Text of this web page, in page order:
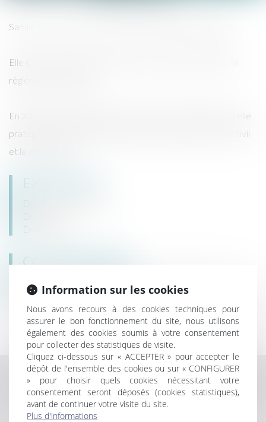
Samia est avocate au barreau de Bruxelles depuis 2023.
Elle s’intéresse particulièrement aux modes alternatifs de
règlement des litiges.
En 2026, elle a rejoint Perspectives Law & Mediation, où elle
pratique principalement le droit des entreprises, le droit civil
et le droit pénal
EXPERTISES
COORDONNÉES
Ligne directe :+32.4.88.93.34.67
CONTACTER SAMIA KRISSANE
Information sur les cookies
Nous avons recours à des cookies techniques pour
assurer le bon fonctionnement du site, nous utilisons
également des cookies soumis à votre consentement
pour collecter des statistiques de visite.
Cliquez ci-dessous sur « ACCEPTER » pour accepter le
dépôt de l'ensemble des cookies ou sur « CONFIGURER
» pour choisir quels cookies nécessitant votre
consentement seront déposés (cookies statistiques),
avant de continuer votre visite du site.
Plus d'informations